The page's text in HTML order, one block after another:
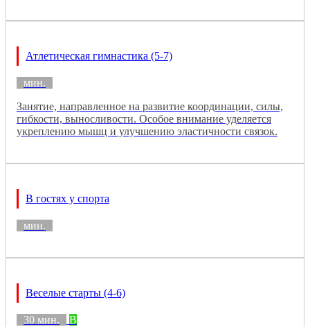
Атлетическая гимнастика (5-7)
мин.
Занятие, направленное на развитие координации, силы,
гибкости, выносливости. Особое внимание уделяется
укреплению мышц и улучшению эластичности связок.
В гостях у спорта
мин.
Веселые старты (4-6)
30 мин. B